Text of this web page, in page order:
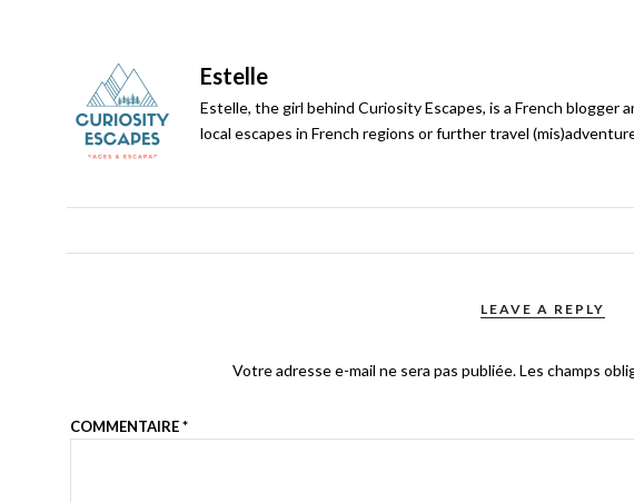
Estelle
Estelle, the girl behind Curiosity Escapes, is a French blogger
local escapes in French regions or further travel
LEAVE A REPLY
Votre adresse e-mail ne sera pas publiée.Les champs
COMMENTAIRE*